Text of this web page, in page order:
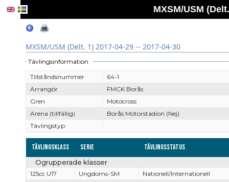
MXSM/USM
MXSM/USM (Delt. 1) 2017-04-29 -- 2017-04-30
Tävlingsinformation
Tillståndsnummer
64-1
Arrangör
FMCK Borås
Gren
Motocross
Arena (tillfällig)
Borås Motorstadion (Nej)
Tävlingstyp
Tävlingsklass Serie Tävlingsstatus
Ogrupperade klasser
125cc U17 Ungdoms-SM
Nationell/Internationell